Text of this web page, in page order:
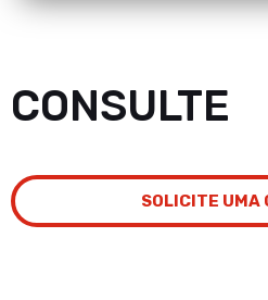
CONSULTE
SOLICITE UMA